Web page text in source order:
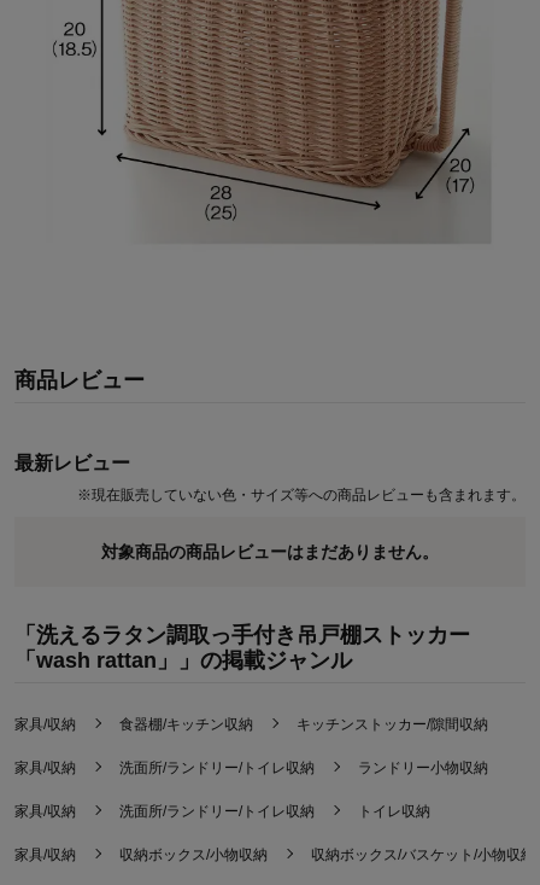
商品レビュー
最新レビュー
※現在販売していない色・サイズ等への商品レビューも含まれます。
対象商品の商品レビューはまだありません。
「洗えるラタン調取っ手付き吊戸棚ストッカー
「wash rattan」」の掲載ジャンル
家具/収納 食器棚/キッチン収納 キッチンストッカー/隙間収納
家具/収納 洗面所/ランドリー/トイレ収納 ランドリー小物収納
家具/収納 洗面所/ランドリー/トイレ収納 トイレ収納
家具/収納 収納ボックス/小物収納 収納ボックス/バスケット/小物収納